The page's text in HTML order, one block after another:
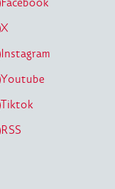
X
Instagram
Youtube
Tiktok
RSS